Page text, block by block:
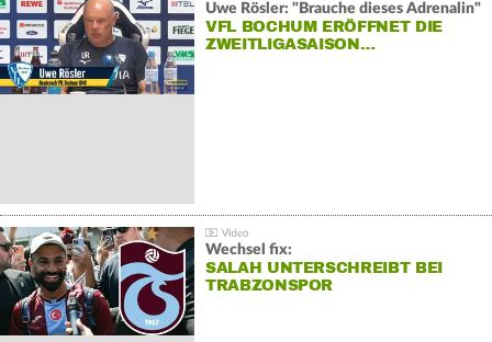
Uwe Rösler: "Brauche dieses Adrenalin"
VFL BOCHUM ERÖFFNET DIE
ZWEITLIGASAISON…
Wechsel fix:
SALAH UNTERSCHREIBT BEI
TRABZONSPOR